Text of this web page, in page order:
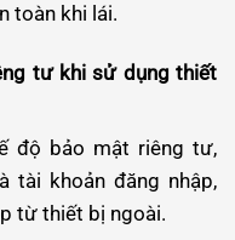
toàn khi lái.
tư khi sử dụng thiết
độ bảo mật riêng tư,
tài khoản đăng nhập,
từ thiết bị ngoài.